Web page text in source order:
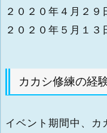
２０２０年４月２
２０２０年５月１
カカシ修練の経
イベント期間中、カ